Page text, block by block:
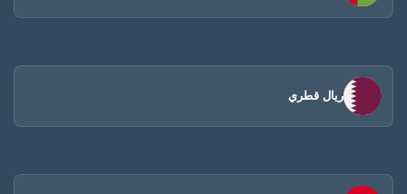
ريال قطري